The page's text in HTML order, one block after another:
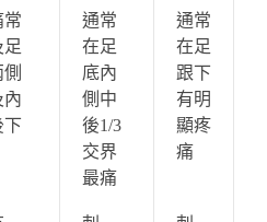
常
內
下
通常
在足
底內
側中
後1/3
交界
最痛
通常
在足
跟下
有明
顯疼
痛